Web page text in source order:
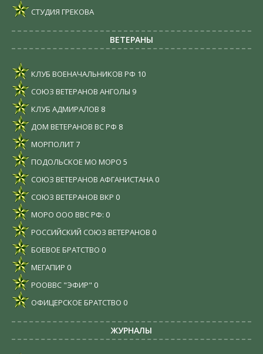
СТУДИЯ ГРЕКОВА
ВЕТЕРАНЫ
КЛУБ ВОЕНАЧАЛЬНИКОВ РФ 10
СОЮЗ ВЕТЕРАНОВ АНГОЛЫ 9
КЛУБ АДМИРАЛОВ 8
ДОМ ВЕТЕРАНОВ ВС РФ 8
МОРПОЛИТ7
ПОДОЛЬСКОЕ МО МОРО 5
СОЮЗ ВЕТЕРАНОВ АФГАНИСТАНА 0
СОЮЗ ВЕТЕРАНОВ ВКР 0
МОРО ООО ВВС РФ: 0
РОССИЙСКИЙ СОЮЗ ВЕТЕРАНОВ 0
БОЕВОЕ БРАТСТВО 0
МЕГАПИР 0
РООВВС "ЭФИР" 0
ОФИЦЕРСКОЕ БРАТСТВО 0
ЖУРНАЛЫ